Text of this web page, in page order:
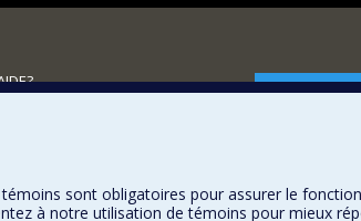
FACULTÉ DES
Nos
sont obligatoires pour assurer le
à notre utilisation de témoins pour mieux